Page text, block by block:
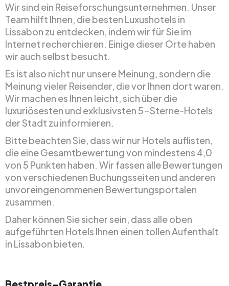
Wir sind ein Reiseforschungsunternehmen. Unser
Team hilft Ihnen, die besten Luxushotels in
Lissabon zu entdecken, indem wir für Sie im
Internet recherchieren. Einige dieser Orte haben
wir auch selbst besucht.
Es ist also nicht nur unsere Meinung, sondern die
Meinung vieler Reisender, die vor Ihnen dort waren.
Wir machen es Ihnen leicht, sich über die
luxuriösesten und exklusivsten 5-Sterne-Hotels
der Stadt zu informieren.
Bitte beachten Sie, dass wir nur Hotels auflisten,
die eine Gesamtbewertung von mindestens 4,0
von 5 Punkten haben. Wir fassen alle Bewertungen
von verschiedenen Buchungsseiten und anderen
unvoreingenommenen Bewertungsportalen
zusammen.
Daher können Sie sicher sein, dass alle oben
aufgeführten Hotels Ihnen einen tollen Aufenthalt
in Lissabon bieten.